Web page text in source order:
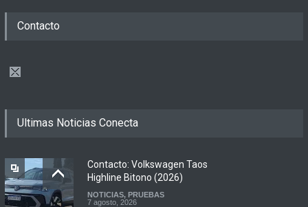
Contacto
Ultimas Noticias Conecta
Contacto: Volkswagen Taos
Highline Bitono (2026)
NOTICIAS, PRUEBAS
7 agosto, 2026